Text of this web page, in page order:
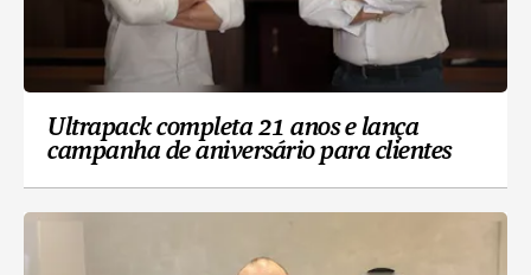
Ultrapack completa 21 anos e lança
campanha de aniversário para clientes